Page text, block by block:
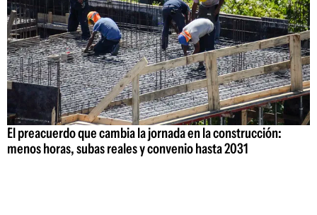
El preacuerdo que cambia la jornada en la construcción:
menos horas, subas reales y convenio hasta 2031